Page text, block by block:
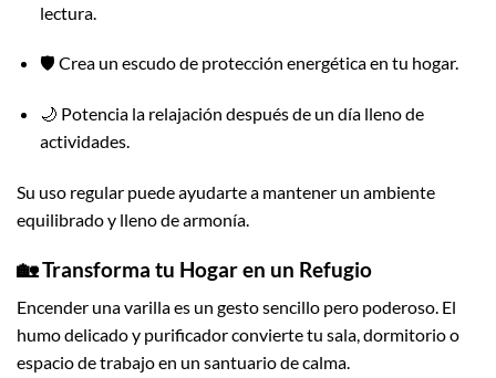
lectura.
🛡️ Crea un escudo de protección energética en tu hogar.
🌙 Potencia la relajación después de un día lleno de
actividades.
Su uso regular puede ayudarte a mantener un ambiente
equilibrado y lleno de armonía.
🏡 Transforma tu Hogar en un Refugio
Encender una varilla es un gesto sencillo pero poderoso. El
humo delicado y purificador convierte tu sala, dormitorio o
espacio de trabajo en un santuario de calma.